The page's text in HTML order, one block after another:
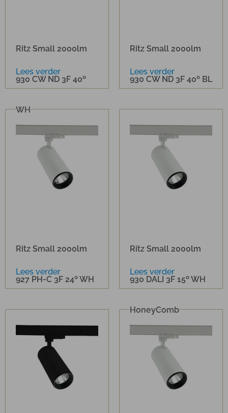
Ritz Small 2000lm
930 CW ND 3F 40º
WH
Lees verder
Ritz Small 2000lm
930 CW ND 3F 40º BL
Lees verder
Ritz Small 2000lm
927 PH-C 3F 24º WH
Lees verder
Ritz Small 2000lm
930 DALI 3F 15º WH
HoneyComb
Lees verder